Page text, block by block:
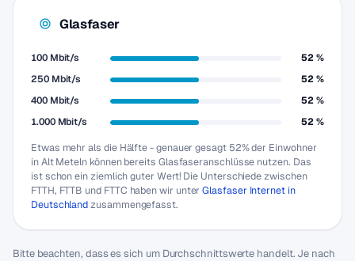
Glasfaser
100 Mbit/s
52 %
250 Mbit/s
52 %
400 Mbit/s
52 %
1.000 Mbit/s
52 %
Etwas mehr als die Hälfte - genauer gesagt 52% der Einwohner
in Alt Meteln können bereits Glasfaseranschlüsse nutzen. Das
ist schon ein ziemlich guter Wert! Die Unterschiede zwischen
FTTH, FTTB und FTTC haben wir unterGlasfaser Internet in
Deutschlandzusammengefasst.
Bitte beachten, dass es sich um Durchschnittswerte handelt. Je nach